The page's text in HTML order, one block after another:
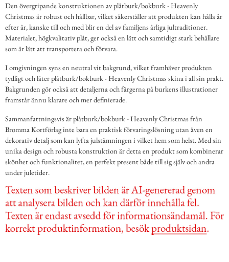
Den övergripande konstruktionen av plåtburk/bokburk - Heavenly
Christmas är robust och hållbar, vilket säkerställer att produkten kan hålla år
efter år, kanske till och med blir en del av familjens årliga jultraditioner.
Materialet, högkvalitativ plåt, ger också en lätt och samtidigt stark behållare
som är lätt att transportera och förvara.
I omgivningen syns en neutral vit bakgrund, vilket framhäver produkten
tydligt och låter plåtburk/bokburk - Heavenly Christmas skina i all sin prakt.
Bakgrunden gör också att detaljerna och färgerna på burkens illustrationer
framstår ännu klarare och mer definierade.
Sammanfattningsvis är plåtburk/bokburk - Heavenly Christmas från
Bromma Kortförlag inte bara en praktisk förvaringslösning utan även en
dekorativ detalj som kan lyfta julstämningen i vilket hem som helst. Med sin
unika design och robusta konstruktion är detta en produkt som kombinerar
skönhet och funktionalitet, en perfekt present både till sig själv och andra
under juletider.